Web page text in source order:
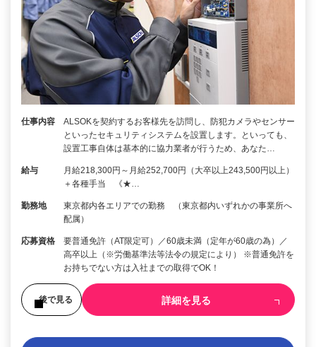
仕事内容
ALSOKを契約するお客様先を訪問し、防犯カメラやセンサー
といったセキュリティシステムを設置します。といっても、
設置工事自体は基本的に協力業者が行うため、あなた…
給与
月給218,300円～月給252,700円（大卒以上243,500円以上）
＋各種手当 《★…
勤務地
東京都内各エリアでの勤務 （東京都内いずれかの事業所へ
配属）
応募資格
要普通免許（AT限定可）／60歳未満（定年が60歳の為）／
高卒以上（※労働基準法等法令の規定により） ※普通免許を
お持ちでない方は入社までの取得でOK！
後で見る 詳細を見る